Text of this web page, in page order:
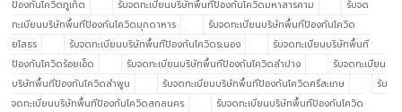
ป้องกันโควิดภูเก็ต
รับจดทะเบียนบริษัทพื้นทีป้องกันโควิดมหาสารคาม
รับจด
ทะเบียนบริษัทพื้นทีป้องกันโควิดมุกดาหาร
รับจดทะเบียนบริษัทพื้นทีป้องกันโควิด
ยโสธร
รับจดทะเบียนบริษัทพื้นทีป้องกันโควิดระนอง
รับจดทะเบียนบริษัทพื้นที
ป้องกันโควิดร้อยเอ็ด
รับจดทะเบียนบริษัทพื้นทีป้องกันโควิดลำปาง
รับจดทะเบียน
บริษัทพื้นทีป้องกันโควิดลำพูน
รับจดทะเบียนบริษัทพื้นทีป้องกันโควิดศรีสะเกษ
รับ
จดทะเบียนบริษัทพื้นทีป้องกันโควิดสกลนคร
รับจดทะเบียนบริษัทพื้นทีป้องกันโควิด